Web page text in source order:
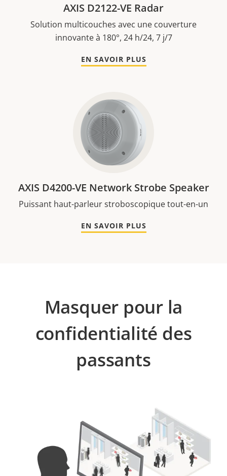
AXIS D2122-VE Radar
Solution multicouches avec une couverture
innovante à 180°, 24 h/24, 7 j/7
EN SAVOIR PLUS
AXIS D4200-VE Network Strobe Speaker
Puissant haut-parleur stroboscopique tout-en-un
EN SAVOIR PLUS
Masquer pour la
confidentialité des
passants